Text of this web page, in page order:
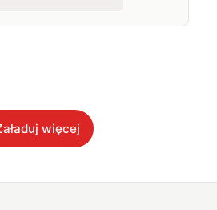
więcej